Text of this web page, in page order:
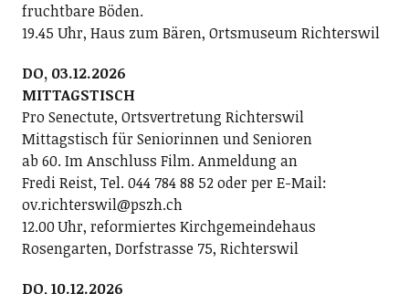
fruchtbare Böden.
19.45 Uhr, Haus zum Bären, Ortsmuseum Richterswil
DO, 03.12.2026
MITTAGSTISCH
Pro Senectute, Ortsvertretung Richterswil
Mittagstisch für Seniorinnen und Senioren
ab 60. Im Anschluss Film. Anmeldung an
Fredi Reist, Tel. 044 784 88 52 oder per E-Mail:
ov.richterswil@pszh.ch
12.00 Uhr, reformiertes Kirchgemeindehaus
Rosengarten, Dorfstrasse 75, Richterswil
DO, 10.12.2026